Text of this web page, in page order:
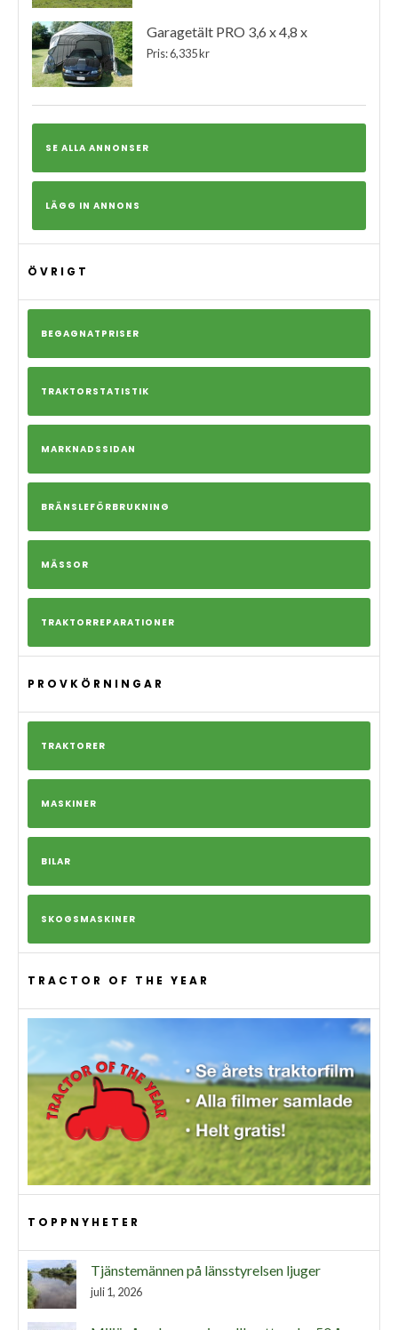
Garagetält PRO 3,6 x 4,8 x
Pris: 6,335 kr
SE ALLA ANNONSER
LÄGG IN ANNONS
ÖVRIGT
BEGAGNATPRISER
TRAKTORSTATISTIK
MARKNADSSIDAN
BRÄNSLEFÖRBRUKNING
MÄSSOR
TRAKTORREPARATIONER
PROVKÖRNINGAR
TRAKTORER
MASKINER
BILAR
SKOGSMASKINER
TRACTOR OF THE YEAR
TOPPNYHETER
Tjänstemännen på länsstyrelsen ljuger
juli 1, 2026